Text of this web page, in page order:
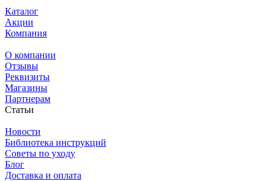
Каталог
Акции
Компания
О компании
Отзывы
Реквизиты
Магазины
Партнерам
Статьи
Новости
Библиотека инструкций
Советы по уходу
Блог
Доставка и оплата